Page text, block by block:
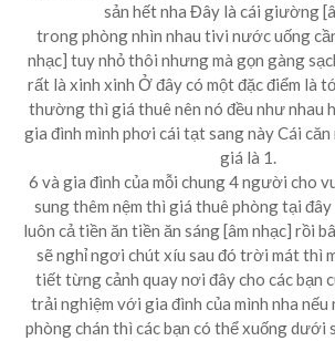
sản hết nha Đây là cái giường
trong phòng nhìn nhau tivi nước uống
nhạc] tuy nhỏ thôi nhưng mà gọn gàng
rất là xinh xinh Ở đây có một đặc điểm là
thường thì giá thuê nên nó đều như nhau
gia đình mình phơi cái tạt sang này Cái
giá là 1.
6 và gia đình của mỗi chung 4 người cho
sung thêm nệm thì giá thuê phòng tại
luôn cả tiền ăn tiền ăn sáng [âm nhạc] rồi
sẽ nghỉ ngơi chút xíu sau đó trời mát thì
tiết từng cảnh quay nơi đây cho các bạn
trải nghiệm với gia đình của mình nha
phòng chán thì các bạn có thể xuống dưới